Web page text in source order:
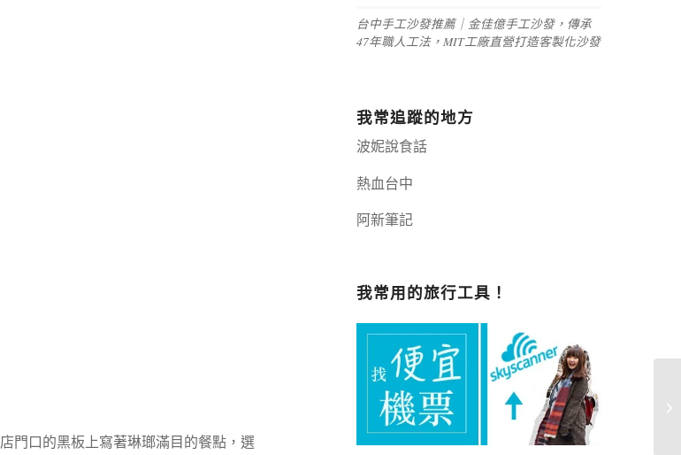
店門口的黑板上寫著琳瑯滿目的餐點，選
台中手工沙發推薦｜金佳億手工沙發，傳承
47年職人工法，MIT工廠直營打造客製化沙發
我常追蹤的地方
波妮說食話
熱血台中
阿新筆記嘉義+1 | 嘉義加一
我常用的旅行工具！